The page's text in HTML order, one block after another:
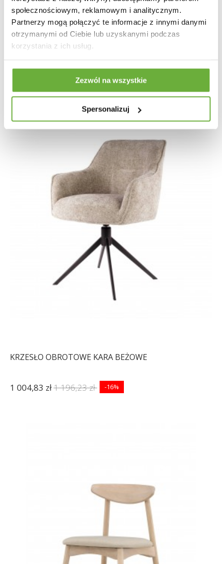
społecznościowym, reklamowym i analitycznym.
Partnerzy mogą połączyć te informacje z innymi danymi
otrzymanymi od Ciebie lub uzyskanymi podczas
korzystania z ich usług.
Zezwól na wszystkie
Spersonalizuj
KRZESŁO OBROTOWE KARA SZARE
KRZESŁO OBROTOWE KARA BEŻOWE
1 004,83 zł1 196,23 zł -16%